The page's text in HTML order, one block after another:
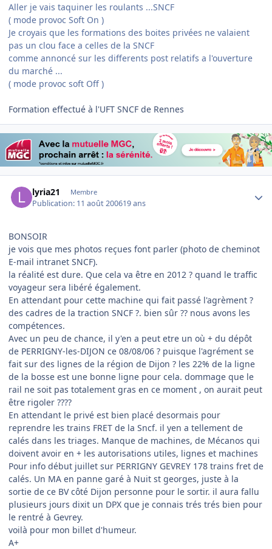
Aller je vais taquiner les roulants ...SNCF
( mode provoc Soft On )
Je croyais que les formations des boites privées ne valaient
pas un clou face a celles de la SNCF
comme annoncé sur les differents post relatifs a l'ouverture
du marché ...
( mode provoc soft Off )
Formation effectué à l'UFT SNCF de Rennes
lyria21 Membre
Publication: 11 août 200619 ans
BONSOIR
je vois que mes photos reçues font parler (photo de cheminot
E-mail intranet SNCF).
la réalité est dure. Que cela va être en 2012 ? quand le traffic
voyageur sera libéré également.
En attendant pour cette machine qui fait passé l'agrèment ?
des cadres de la traction SNCF ?. bien sûr ?? nous avons les
compétences.
Avec un peu de chance, il y'en a peut etre un où + du dépôt
de PERRIGNY-les-DIJON ce 08/08/06 ? puisque l'agrément se
fait sur des lignes de la région de Dijon ? les 22% de la ligne
de la bosse est une bonne ligne pour cela. dommage que le
rail ne soit pas totalement gras en ce moment , on aurait peut
être rigoler ????
En attendant le privé est bien placé desormais pour
reprendre les trains FRET de la Sncf. il yen a tellement de
calés dans les triages. Manque de machines, de Mécanos qui
doivent avoir en + les autorisations utiles, lignes et machines
Pour info début juillet sur PERRIGNY GEVREY 178 trains fret de
calés. Un MA en panne garé à Nuit st georges, juste à la
sortie de ce BV côté Dijon personne pour le sortir. il aura fallu
plusieurs jours dixit un DPX que je connais trés trés bien pour
le rentré à Gevrey.
voilà pour mon billet d'humeur.
A+